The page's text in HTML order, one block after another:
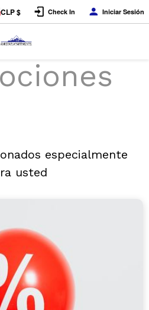
CLP $ Check In Iniciar Sesión
especialmente
usted